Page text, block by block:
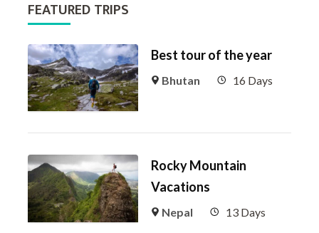
FEATURED TRIPS
Best tour of the year
Bhutan 16 Days
Rocky Mountain
Vacations
Nepal 13 Days